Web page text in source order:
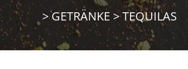
>GETRÄNKE >TEQUILAS